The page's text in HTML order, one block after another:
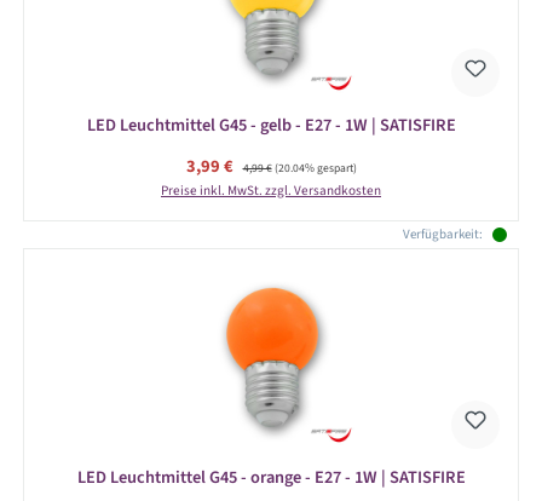
LED Leuchtmittel G45 - gelb - E27 - 1W | SATISFIRE
Verkaufspreis:
3,99 € Regulärer Preis:
4,99 €(20.04% gespart)
Preise inkl. MwSt. zzgl. Versandkosten
Verfügbarkeit:
LED Leuchtmittel G45 - orange - E27 - 1W | SATISFIRE